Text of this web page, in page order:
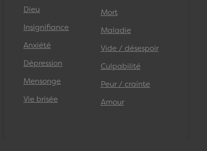
Dieu
Insignifiance
Anxiété
Dépression
Mensonge
Vie brisée
Mort
Maladie
Vide / désespoir
Culpabilité
Peur / crainte
Amour